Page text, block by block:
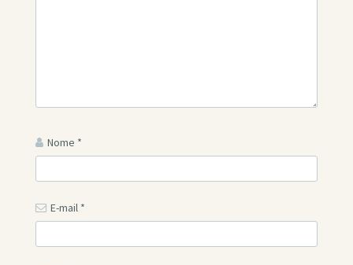
Nome *
E-mail *